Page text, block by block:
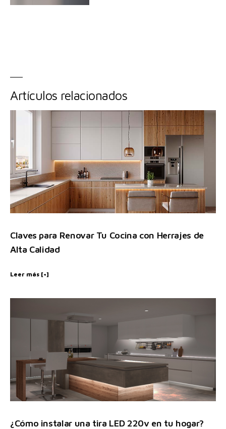
Artículos relacionados
Claves para Renovar Tu Cocina con Herrajes de
Alta Calidad
Leer más [+]
¿Cómo instalar una tira LED 220v en tu hogar?